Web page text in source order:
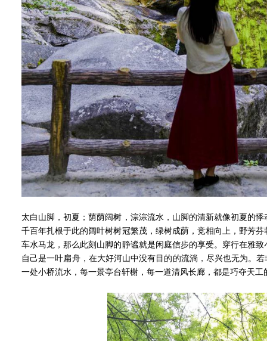
太白山脚，初夏；荫荫阔树，淙淙流水，山脚的清新就像初夏的
千百年扎根于此的阔叶树树冠繁茂，绿树成荫，竞相向上，野芳
车水马龙，那么此刻山脚的静谧就是闲庭信步的享受。穿行在雅
自己是一叶扁舟，在大好河山中没有目的的流淌，尽兴也无为。
一处小桥流水，每一景亭台轩榭，每一道清风长廊，都是巧夺天工